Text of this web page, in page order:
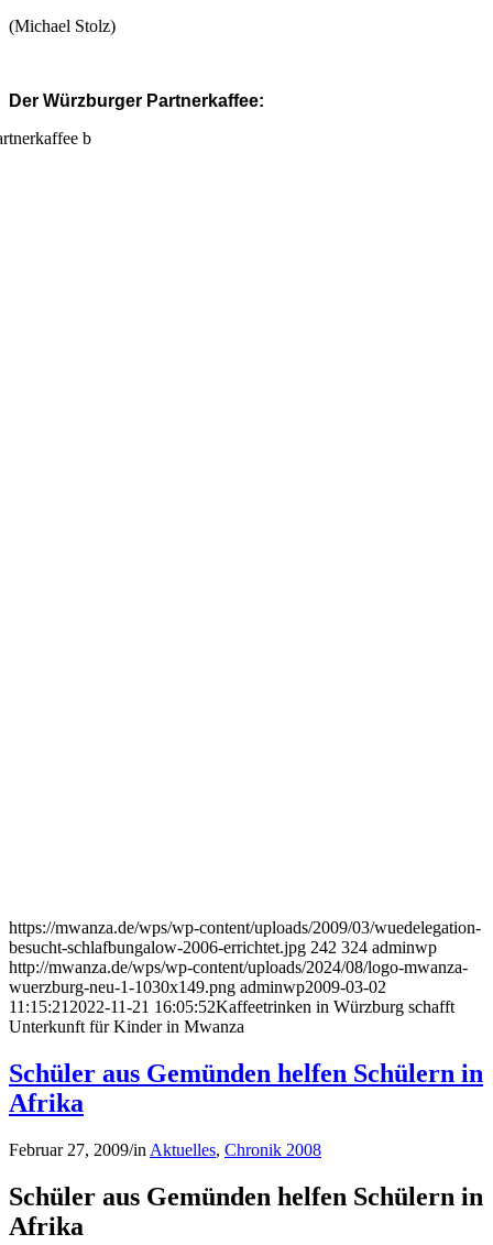
(Michael Stolz)
Der Würzburger Partnerkaffee:
https://mwanza.de/wps/wp-content/uploads/2009/03/wuedelegation-
besucht-schlafbungalow-2006-errichtet.jpg 242 324 adminwp
http://mwanza.de/wps/wp-content/uploads/2024/08/logo-mwanza-
wuerzburg-neu-1-1030x149.png adminwp2009-03-02
11:15:21 2022-11-21 16:05:52Kaffeetrinken in Würzburg schafft
Unterkunft für Kinder in Mwanza
Schüler aus Gemünden helfen Schülern in
Afrika
Februar 27, 2009/in Aktuelles, Chronik 2008
Schüler aus Gemünden helfen Schülern in
Afrika